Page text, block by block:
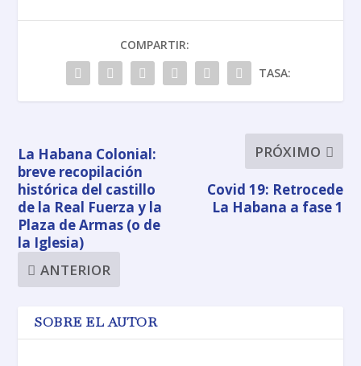
COMPARTIR:
TASA:
La Habana Colonial:
breve recopilación
histórica del castillo
de la Real Fuerza y la
Plaza de Armas (o de
la Iglesia)
ANTERIOR
PRÓXIMO
Covid 19: Retrocede
La Habana a fase 1
SOBRE EL AUTOR